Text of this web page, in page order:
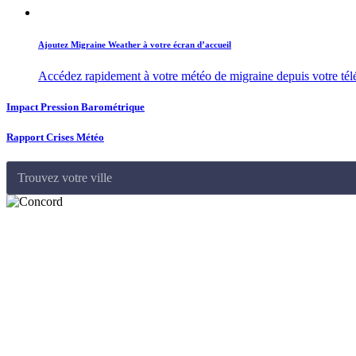
Ajoutez Migraine Weather à votre écran d’accueil
Accédez rapidement à votre météo de migraine depuis votre
Impact Pression Barométrique
Rapport Crises Météo
Trouvez votre ville